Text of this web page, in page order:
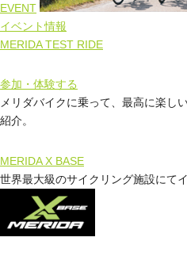
EVENT
イベント情報
MERIDA TEST RIDE
参加・体験する
メリダバイクに乗って、最高に楽し
紹介。
MERIDA X BASE
世界最大級のサイクリング施設にて